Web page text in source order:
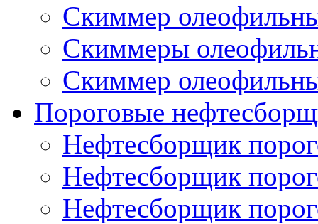
Скиммер
Скиммеры
Скиммер
Пороговые
Нефтесборщик
Нефтесборщик
Нефтесборщик